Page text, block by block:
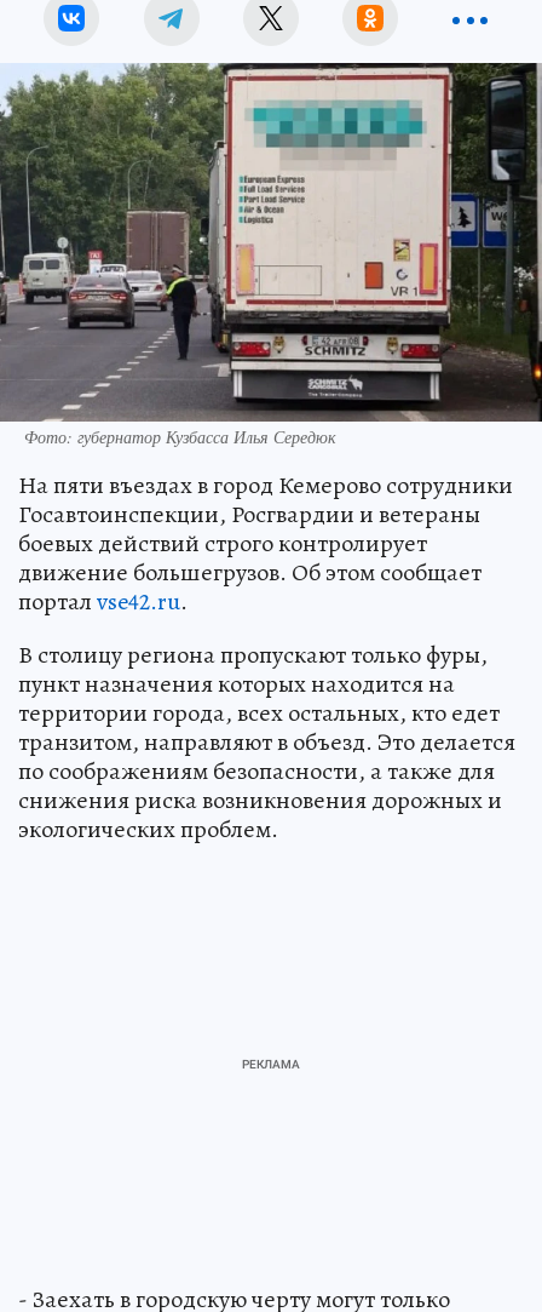
Фото: губернатор Кузбасса Илья Середюк
На пяти въездах в город Кемерово сотрудники
Госавтоинспекции, Росгвардии и ветераны
боевых действий строго контролирует
движение большегрузов. Об этом сообщает
порталvse42.ru.
В столицу региона пропускают только фуры,
пункт назначения которых находится на
территории города, всех остальных, кто едет
транзитом, направляют в объезд. Это делается
по соображениям безопасности, а также для
снижения риска возникновения дорожных и
экологических проблем.
- Заехать в городскую черту могут только